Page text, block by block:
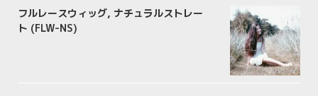
フルレースウィッグ, ナチュラルストレー
ト (FLW-NS)